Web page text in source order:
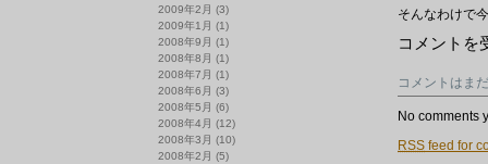
そんなわけで
LP
荷
～
ソ
ル
コメントを
コメントはま
No comments
RSS feed for
2009年2月 (3)
2009年1月 (1)
2008年9月 (1)
2008年8月 (1)
2008年7月 (1)
2008年6月 (3)
2008年5月 (6)
2008年4月 (12)
2008年3月 (10)
2008年2月 (5)